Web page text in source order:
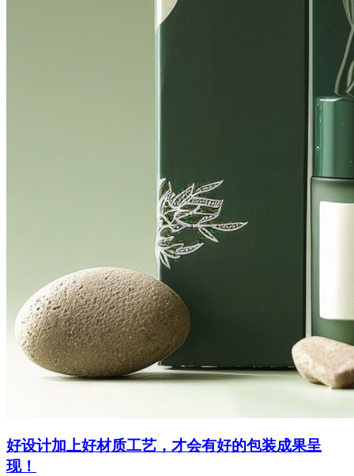
好设计加上好材质工艺，才会有好的包装成果呈
现！